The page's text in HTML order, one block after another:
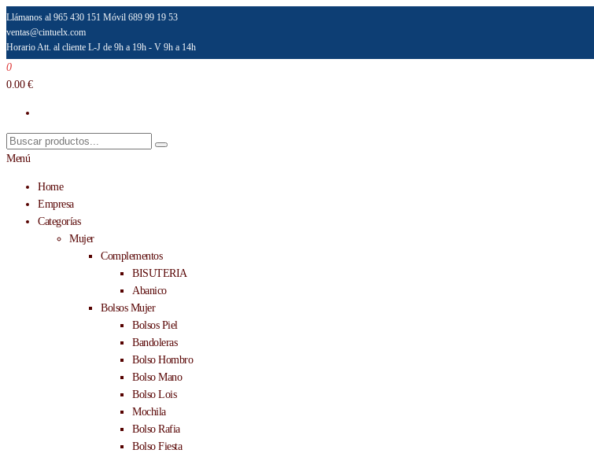
Saltar
al
contenido
Llámanos al 965 430 151 Móvil 689 99 19 53
ventas@cintuelx.com
Horario Att. al cliente L-J de 9h a 19h - V 9h a 14h
Emilio Faraoni
Venta al por mayor de accesorios de moda
0
0.00 €
Menú
Home
Empresa
Categorías
Mujer
Complementos
BISUTERIA
Abanico
Bolsos Mujer
Bolsos Piel
Bandoleras
Bolso Hombro
Bolso Mano
Bolso Lois
Mochila
Bolso Rafia
Bolso Fiesta